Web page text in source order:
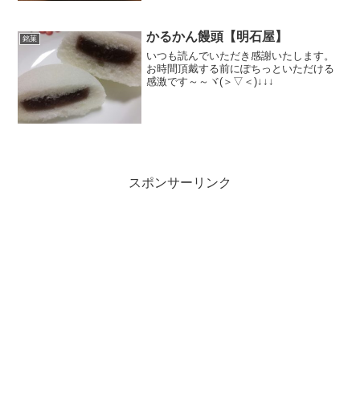
銘菓 かるかん饅頭【明石屋】
いつも読んでいただき感謝いたします。
お時間頂戴する前にぽちっといただける
感激です～～ヾ(＞▽＜)↓↓↓
スポンサーリンク